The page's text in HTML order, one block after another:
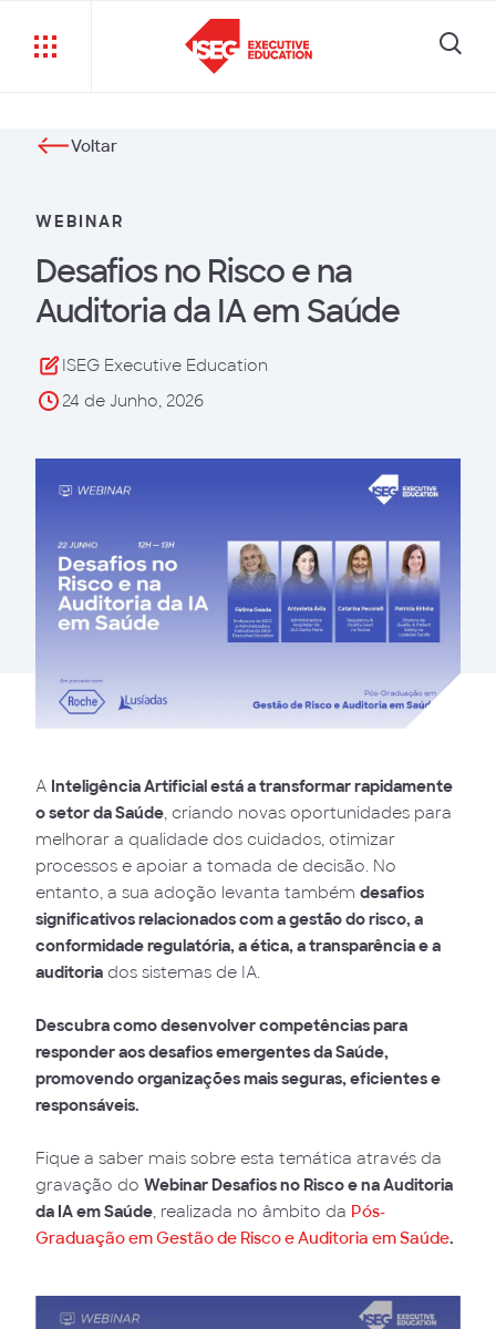
Voltar
WEBINAR
Desafios no Risco e na
Auditoria da IA em Saúde
ISEG Executive Education
24 de Junho, 2026
A Inteligência Artificial está a transformar rapidamente
o setor da Saúde, criando novas oportunidades para
melhorar a qualidade dos cuidados, otimizar
processos e apoiar a tomada de decisão. No
entanto, a sua adoção levanta também desafios
significativos relacionados com a gestão do risco, a
conformidade regulatória, a ética, a transparência e a
auditoria dos sistemas de IA.
Descubra como desenvolver competências para
responder aos desafios emergentes da Saúde,
promovendo organizações mais seguras, eficientes e
responsáveis.
Fique a saber mais sobre esta temática através da
gravação do Webinar Desafios no Risco e na Auditoria
da IA em Saúde, realizada no âmbito da Pós-
Graduação em Gestão de Risco e Auditoria em Saúde.